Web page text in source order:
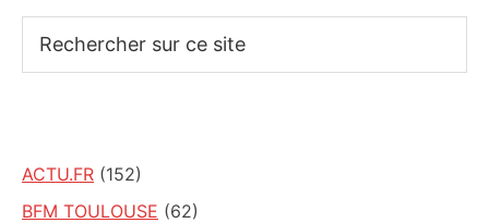
sur
ACTU.FR (152)
BFM TOULOUSE (62)